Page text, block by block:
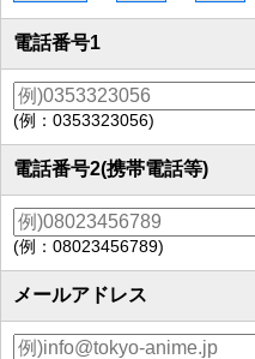
電話番号1
(例：0353323056)
電話番号2(携帯電話等)
(例：08023456789)
メールアドレス